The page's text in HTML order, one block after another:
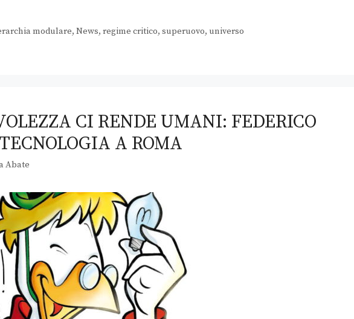
modulare, News, regime critico, superuovo, universo
CI RENDE UMANI: FEDERICO
A ROMA
Abate